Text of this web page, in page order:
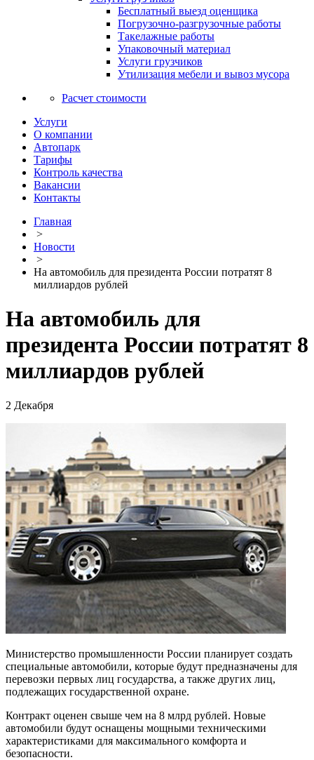
Бесплатный выезд оценщика
Погрузочно-разгрузочные работы
Такелажные работы
Упаковочный материал
Услуги грузчиков
Утилизация мебели и вывоз мусора
Расчет стоимости
Услуги
О компании
Автопарк
Тарифы
Контроль качества
Вакансии
Контакты
Главная
>
Новости
>
На автомобиль для президента России потратят 8
миллиардов рублей
На автомобиль для
президента России потратят 8
миллиардов рублей
2 Декабря
Министерство промышленности России планирует создать
специальные автомобили, которые будут предназначены для
перевозки первых лиц государства, а также других лиц,
подлежащих государственной охране.
Контракт оценен свыше чем на 8 млрд рублей. Новые
автомобили будут оснащены мощными техническими
характеристиками для максимального комфорта и
безопасности.